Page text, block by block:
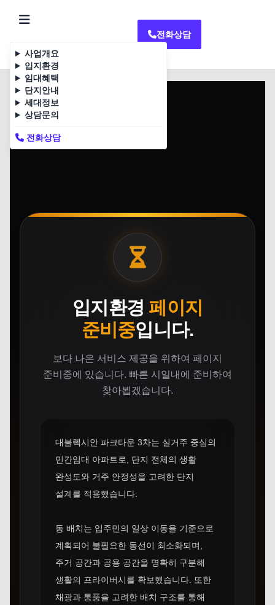
사업개요
입지환경
임대혜택
단지안내
세대정보
상담문의
전화상담
L 영암 대불 렉시안3차
전화상담
홈 입지환경
입지환경 페이지
준비중입니다.
보다 나은 서비스 제공을 위하여 페이지
준비중에 있습니다. 빠른 시일내에 준비하여
찾아뵙겠습니다.
대불렉시안 파크타운 3차는 실거주 중심의
민간임대 아파트로, 단지 전체의 생활
완성도와 거주 안정성을 고려한 단지
설계를 적용했습니다.
동 배치는 입주민의 일상 이동을 기준으로
계획되어 불필요한 동선이 최소화되며,
주거 공간과 공용 공간을 명확히 구분해
생활의 프라이버시를 확보했습니다. 또한
채광과 통풍을 고려한 배치 구조를 통해